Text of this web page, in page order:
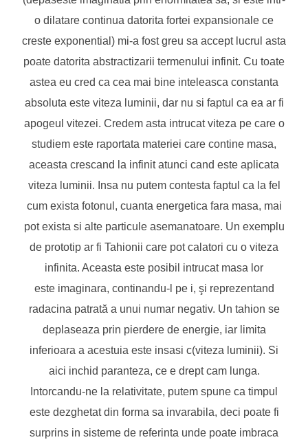
o dilatare continua datorita fortei expansionale ce
creste exponential) mi-a fost greu sa accept lucrul asta
poate datorita abstractizarii termenului infinit. Cu toate
astea eu cred ca cea mai bine inteleasca constanta
absoluta este viteza luminii, dar nu si faptul ca ea ar fi
apogeul vitezei. Credem asta intrucat viteza pe care o
studiem este raportata materiei care contine masa,
aceasta crescand la infinit atunci cand este aplicata
viteza luminii. Insa nu putem contesta faptul ca la fel
cum exista fotonul, cuanta energetica fara masa, mai
pot exista si alte particule asemanatoare. Un exemplu
de prototip ar fi Tahionii care pot calatori cu o viteza
infinita. Aceasta este posibil intrucat masa lor
este imaginara, continandu-l pe i, şi reprezentand
radacina patrată a unui numar negativ. Un tahion se
deplaseaza prin pierdere de energie, iar limita
inferioara a acestuia este insasi c(viteza luminii). Si
aici inchid paranteza, ce e drept cam lunga.
Intorcandu-ne la relativitate, putem spune ca timpul
este dezghetat din forma sa invarabila, deci poate fi
surprins in sisteme de referinta unde poate imbraca